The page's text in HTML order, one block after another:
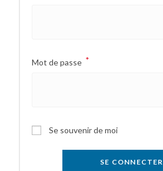
Mot de passe *
Se souvenir de moi
SE CONNECTER